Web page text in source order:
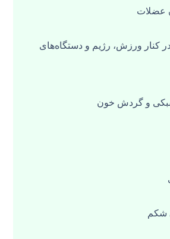
عضلات
کنار ورزش، رژیم و دستگاه‌های
و گردش خون
شکم